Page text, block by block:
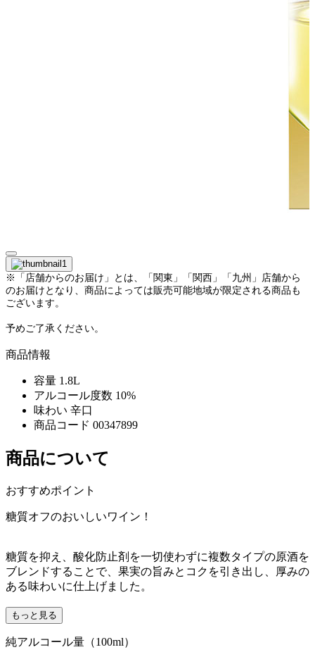
※「店舗からのお届け」とは、「関東」「関西」「九州」店舗から
のお届けとなり、商品によっては販売可能地域が限定される商品も
ございます。
予めご了承ください。
商品情報
容量 1.8L
アルコール度数 10%
味わい 辛口
商品コード 00347899
商品について
おすすめポイント
糖質オフのおいしいワイン！
糖質を抑え、酸化防止剤を一切使わずに複数タイプの原酒を
ブレンドすることで、果実の旨みとコクを引き出し、厚みの
ある味わいに仕上げました。
もっと見る
純アルコール量（100ml）